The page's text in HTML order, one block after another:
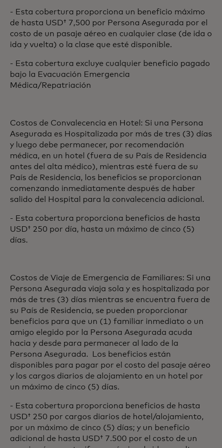
- Esta cobertura proporciona un beneficio máximo
de hasta USD† 7,500 por Persona Asegurada por el
costo de un pasaje aéreo en cualquier clase (de ida o
ida y vuelta) o la clase que esté disponible.
- Esta cobertura excluye cualquier beneficio pagado
bajo la Evacuación Emergencia
Médica/Repatriación
Costos de Convalecencia en Hotel: Si una Persona
Asegurada es Hospitalizada por más de tres (3) días
y luego debe permanecer, por recomendación
médica, en un hotel (fuera de su País de Residencia
antes del alta médico), mientras esté fuera de su
País de Residencia, los beneficios se proporcionan
comenzando inmediatamente después de haber
salido del Hospital para la convalecencia adicional.
- Esta cobertura proporciona beneficios de hasta
USD† 250 por día, hasta un máximo de cinco (5)
días.
Costos de Viaje de Emergencia de Familiares: Si una
Persona Asegurada viaja sola y es hospitalizada por
más de tres (3) días mientras se encuentra fuera de
su País de Residencia, se pueden proporcionar
beneficios para que un (1) familiar inmediato o un
amigo elegido por la Persona Asegurada acuda
hacia y desde para permanecer al lado de la
Persona Asegurada. Los beneficios están
disponibles para pagar por el costo del pasaje aéreo
y los cargos diarios de alojamiento en un hotel por
un máximo de cinco (5) días.
- Esta cobertura proporciona beneficios de hasta
USD† 250 por cargos diarios de hotel/alojamiento,
por un máximo de cinco (5) días; y un beneficio
adicional de hasta USD† 7.500 por el costo de un